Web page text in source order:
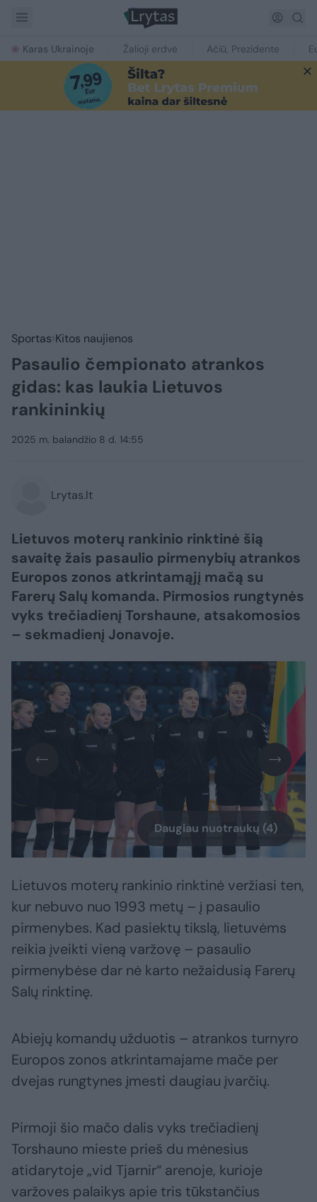
Karas Ukrainoje Žalioji erdvė Ačiū, Prezidente
Sportas Kitos naujienos
Pasaulio čempionato atrankos
gidas: kas laukia Lietuvos
rankininkių
2025 m. balandžio 8 d. 14:55
Lrytas.lt
Lietuvos moterų rankinio rinktinė šią
savaitę žais pasaulio pirmenybių atrankos
Europos zonos atkrintamąjį mačą su
Farerų Salų komanda. Pirmosios rungtynės
vyks trečiadienį Torshaune, atsakomosios
– sekmadienį Jonavoje.
Daugiau nuotraukų (4)
Lietuvos moterų rankinio rinktinė veržiasi ten,
kur nebuvo nuo 1993 metų – į pasaulio
pirmenybes. Kad pasiektų tikslą, lietuvėms
reikia įveikti vieną varžovę – pasaulio
pirmenybėse dar nė karto nežaidusią Farerų
Salų rinktinę.
Abiejų komandų užduotis – atrankos turnyro
Europos zonos atkrintamajame mače per
dvejas rungtynes įmesti daugiau įvarčių.
Pirmoji šio mačo dalis vyks trečiadienį
Torshauno mieste prieš du mėnesius
atidarytoje „vid Tjarnir“ arenoje, kurioje
varžoves palaikys apie tris tūkstančius